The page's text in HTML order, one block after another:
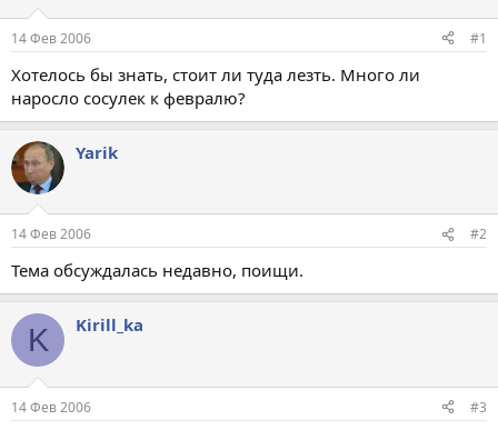
т
е
м
ы
а
л
14 Фев 2006 #1
Хотелось бы знать, стоит ли туда лезть. Много ли
наросло сосулек к февралю?
Yarik
14 Фев 2006 #2
Тема обсуждалась недавно, поищи.
K Kirill_ka
14 Фев 2006 #3